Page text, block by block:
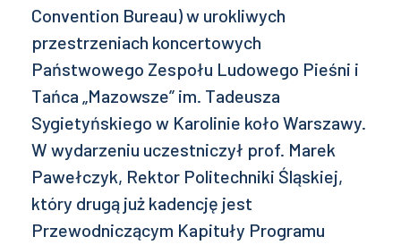
Convention Bureau) w urokliwych
przestrzeniach koncertowych
Państwowego Zespołu Ludowego Pieśni i
Tańca „Mazowsze” im. Tadeusza
Sygietyńskiego w Karolinie koło Warszawy.
W wydarzeniu uczestniczył prof. Marek
Pawełczyk, Rektor Politechniki Śląskiej,
który drugą już kadencję jest
Przewodniczącym Kapituły Programu